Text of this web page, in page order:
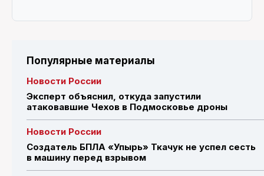
Популярные материалы
Новости России
Эксперт объяснил, откуда запустили
атаковавшие Чехов в Подмосковье дроны
Новости России
Создатель БПЛА «Упырь» Ткачук не успел сесть
в машину перед взрывом